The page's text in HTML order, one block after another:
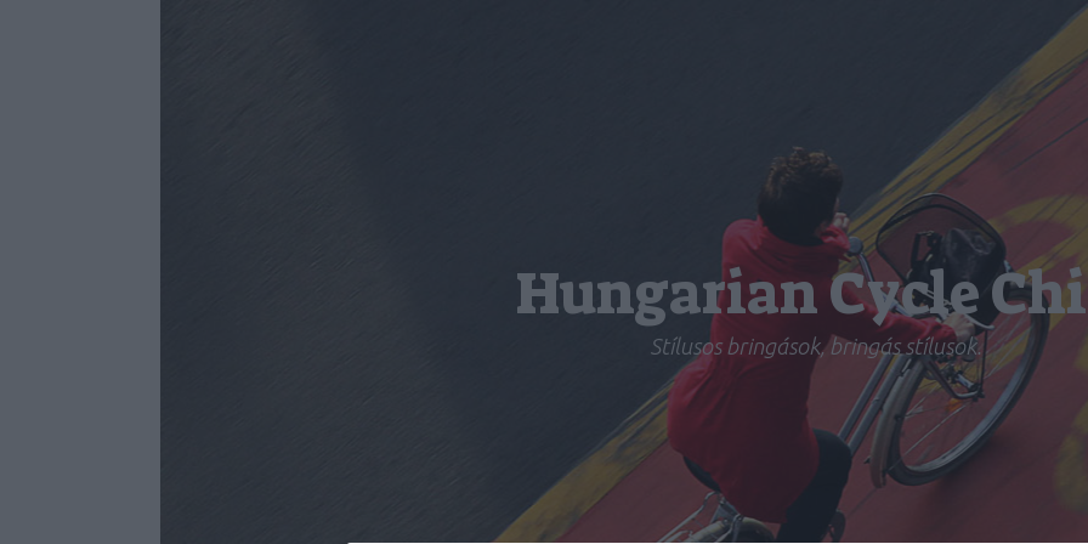
Hungarian Cycle
Stílusos bringások, bringás stílusok.